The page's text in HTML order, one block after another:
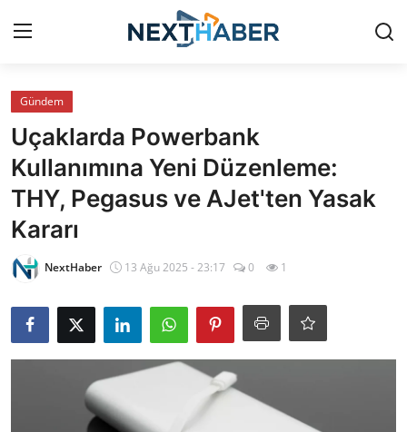
Giriş Yap
Gündem
Finans
Magazin
Siyaset
Gündem
Uçaklarda Powerbank
Kullanımına Yeni Düzenleme:
THY, Pegasus ve AJet'ten Yasak
Kararı
NextHaber 13 Ağu 2025 - 23:17 0 1